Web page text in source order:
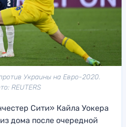
Украины на Евро-2020.
REUTERS
Сити» Кайла Уокера
дома после очередной